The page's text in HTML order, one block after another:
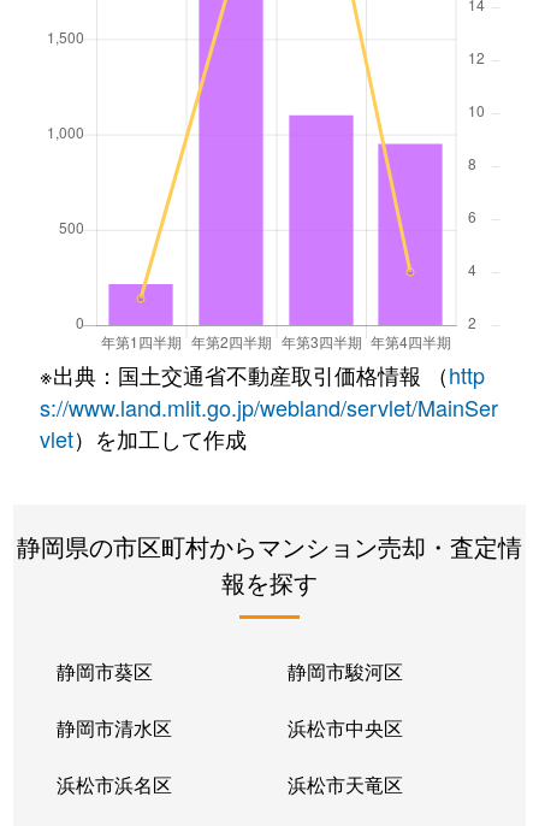
※出典：国土交通省不動産取引価格情報 （http
s://www.land.mlit.go.jp/webland/servlet/MainSer
vlet）を加工して作成
静岡県の市区町村からマンション売却・査定情
報を探す
静岡市葵区 静岡市駿河区
静岡市清水区 浜松市中央区
浜松市浜名区 浜松市天竜区